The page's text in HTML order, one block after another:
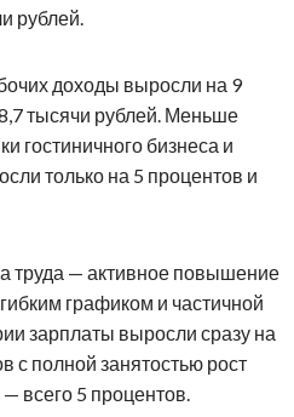
рублей.
доходы выросли на 9
тысячи рублей. Меньше
гостиничного бизнеса и
только на 5 процентов и
труда — активное повышение
графиком и частичной
зарплаты выросли сразу на
с полной занятостью рост
всего 5 процентов.